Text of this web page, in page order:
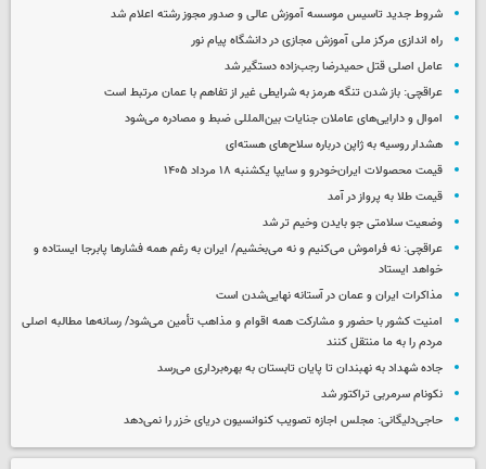
شروط جدید تاسیس موسسه آموزش عالی و صدور مجوز رشته اعلام شد
راه اندازی مرکز ملی آموزش مجازی در دانشگاه پیام نور
عامل اصلی قتل حمیدرضا رجب‌زاده دستگیر شد
عراقچی: باز شدن تنگه هرمز به شرایطی غیر از تفاهم با عمان مرتبط است
اموال و دارایی‌های عاملان جنایات بین‌المللی ضبط و مصادره می‌شود
هشدار روسیه به ژاپن درباره سلاح‌های هسته‌ای
قیمت محصولات ایران‌خودرو و سایپا یکشنبه ۱۸ مرداد ۱۴۰۵
قیمت طلا به پرواز در آمد
وضعیت سلامتی جو بایدن وخیم تر شد
عراقچی: نه فراموش می‌کنیم و نه می‌بخشیم/ ایران به رغم همه فشارها پابرجا ایستاده و
خواهد ایستاد
مذاکرات ایران و عمان در آستانه نهایی‌شدن است
امنیت کشور با حضور و مشارکت همه اقوام و مذاهب تأمین می‌شود/ رسانه‌ها مطالبه اصلی
مردم را به ما منتقل کنند
جاده شهداد به نهبندان تا پایان تابستان به بهره‌برداری می‌رسد
نکونام سرمربی تراکتور شد
حاجی‌دلیگانی: مجلس اجازه تصویب کنوانسیون دریای خزر را نمی‌دهد